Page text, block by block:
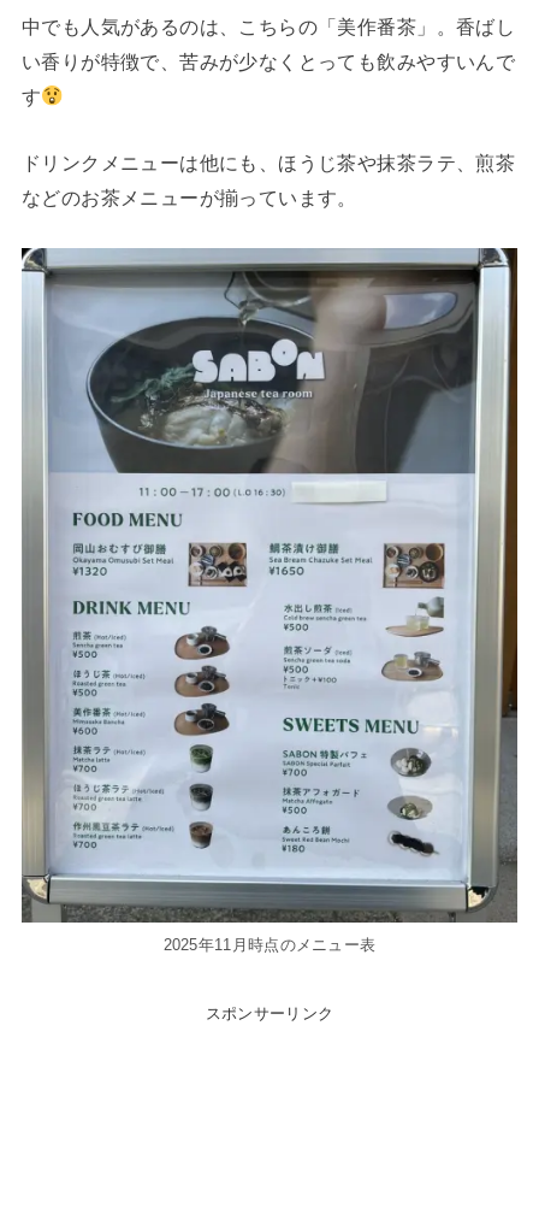
中でも人気があるのは、こちらの「美作番茶」。香ばし
い香りが特徴で、苦みが少なくとっても飲みやすいんで
す
ドリンクメニューは他にも、ほうじ茶や抹茶ラテ、煎茶
などのお茶メニューが揃っています。
2025年11月時点のメニュー表
スポンサーリンク